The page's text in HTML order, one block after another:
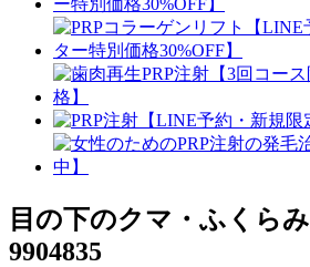
目の下のクマ・ふくらみ
9904835